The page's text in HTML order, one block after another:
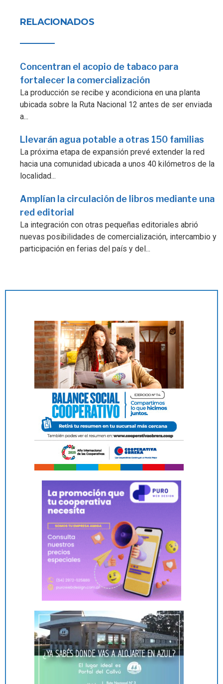
RELACIONADOS
Concentran el acopio de tabaco para
fortalecer la comercialización
La producción se recibe y acondiciona en una planta
ubicada sobre la Ruta Nacional 12 antes de ser enviada
a...
Llevarán agua potable a otras 150 familias
La próxima etapa de expansión prevé extender la red
hacia una comunidad ubicada a unos 40 kilómetros de la
localidad...
Amplían la circulación de libros mediante una
red editorial
La integración con otras pequeñas editoriales abrió
nuevas posibilidades de comercialización, intercambio y
participación en ferias del país y del...